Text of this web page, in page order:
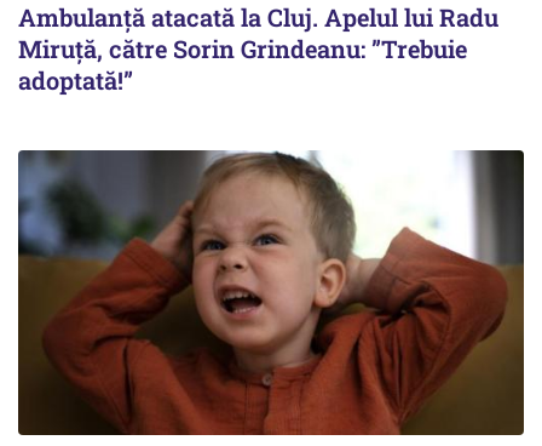
Ambulanță atacată la Cluj. Apelul lui Radu
Miruţă, către Sorin Grindeanu: ”Trebuie
adoptată!”